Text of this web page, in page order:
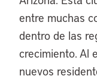
entre muchas
dentro de las
crecimiento. Al
nuevos